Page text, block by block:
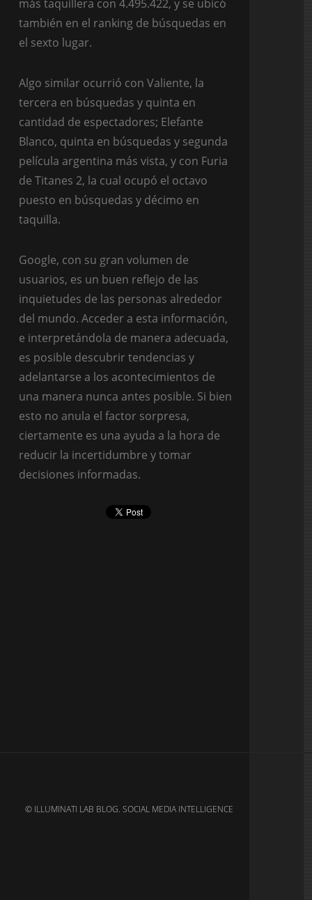
más taquillera con 4.495.422, y se ubicó
también en el ranking de búsquedas en
el sexto lugar.
Algo similar ocurrió con Valiente, la
tercera en búsquedas y quinta en
cantidad de espectadores; Elefante
Blanco, quinta en búsquedas y segunda
película argentina más vista, y con Furia
de Titanes 2, la cual ocupó el octavo
puesto en búsquedas y décimo en
taquilla.
Google, con su gran volumen de
usuarios, es un buen reflejo de las
inquietudes de las personas alrededor
del mundo. Acceder a esta información,
e interpretándola de manera adecuada,
es posible descubrir tendencias y
adelantarse a los acontecimientos de
una manera nunca antes posible. Si bien
esto no anula el factor sorpresa,
ciertamente es una ayuda a la hora de
reducir la incertidumbre y tomar
decisiones informadas.
© ILLUMINATI LAB BLOG. SOCIAL MEDIA INTELLIGENCE